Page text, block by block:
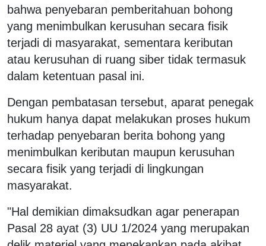
bahwa penyebaran pemberitahuan bohong
yang menimbulkan kerusuhan secara fisik
terjadi di masyarakat, sementara keributan
atau kerusuhan di ruang siber tidak termasuk
dalam ketentuan pasal ini.
Dengan pembatasan tersebut, aparat penegak
hukum hanya dapat melakukan proses hukum
terhadap penyebaran berita bohong yang
menimbulkan keributan maupun kerusuhan
secara fisik yang terjadi di lingkungan
masyarakat.
"Hal demikian dimaksudkan agar penerapan
Pasal 28 ayat (3) UU 1/2024 yang merupakan